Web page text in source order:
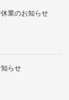
業のお知らせ
らせ